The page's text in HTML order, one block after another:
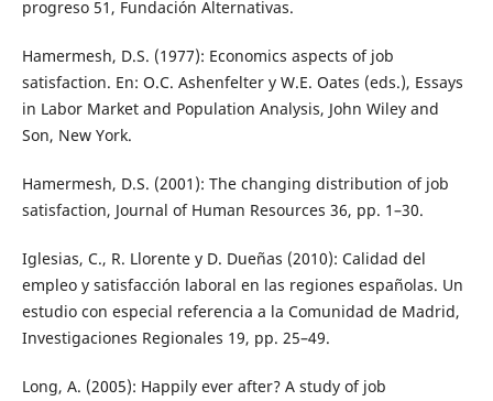
progreso 51, Fundación Alternativas.
Hamermesh, D.S. (1977): Economics aspects of job
satisfaction. En: O.C. Ashenfelter y W.E. Oates (eds.), Essays
in Labor Market and Population Analysis, John Wiley and
Son, New York.
Hamermesh, D.S. (2001): The changing distribution of job
satisfaction, Journal of Human Resources 36, pp. 1–30.
Iglesias, C., R. Llorente y D. Dueñas (2010): Calidad del
empleo y satisfacción laboral en las regiones españolas. Un
estudio con especial referencia a la Comunidad de Madrid,
Investigaciones Regionales 19, pp. 25–49.
Long, A. (2005): Happily ever after? A study of job